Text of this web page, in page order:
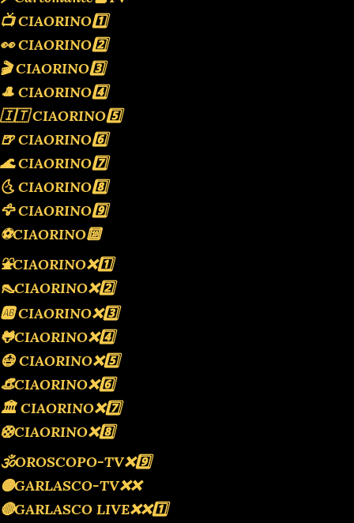
📺 CIAORINO1️⃣
👀 CIAORINO2️⃣
🎬 CIAORINO3️⃣
🎩 CIAORINO4️⃣
🇮🇹 CIAORINO5️⃣
🍺 CIAORINO6️⃣
🌊 CIAORINO7️⃣
🌜 CIAORINO8️⃣
🦅 CIAORINO9️⃣
⚽️CIAORINO🔟
⛲️CIAORINO❌️1️⃣
👠CIAORINO❌️2️⃣
🆎 CIAORINO❌️3️⃣
🐸CIAORINO❌️4️⃣
😷 CIAORINO❌️5️⃣
👒CIAORINO❌️6️⃣
🏛 CIAORINO❌️7️⃣
🛟CIAORINO❌️8️⃣
🕉OROSCOPO-TV❌️9️⃣
🟡GARLASCO-TV❌️❌️
🔴GARLASCO LIVE❌️❌️1️⃣